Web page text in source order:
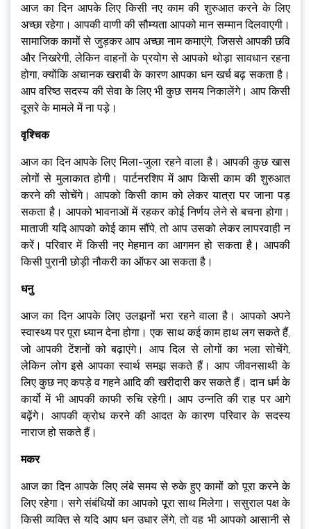
आज का दिन आपके लिए किसी नए काम की शुरुआत करने के लिए
अच्छा रहेगा। आपकी वाणी की सौम्यता आपको मान सम्मान दिलवाएगी।
सामाजिक कामों से जुड़कर आप अच्छा नाम कमाएंगे, जिससे आपकी छवि
और निखरेगी, लेकिन वाहनों के प्रयोग से आपको थोड़ा सावधान रहना
होगा, क्योंकि अचानक खराबी के कारण आपका धन खर्च बढ़ सकता है।
आप वरिष्ठ सदस्य की सेवा के लिए भी कुछ समय निकालेंगे। आप किसी
दूसरे के मामले में ना पड़े।
वृश्चिक
आज का दिन आपके लिए मिला-जुला रहने वाला है। आपकी कुछ खास
लोगों से मुलाकात होगी। पार्टनरशिप में आप किसी काम की शुरुआत
करने की सोचेंगे। आपको किसी काम को लेकर यात्रा पर जाना पड़
सकता है। आपको भावनाओं में रहकर कोई निर्णय लेने से बचना होगा।
माताजी यदि आपको कोई काम सौंपे, तो आप उसको लेकर लापरवाही न
करें। परिवार में किसी नए मेहमान का आगमन हो सकता है। आपकी
किसी पुरानी छोड़ी नौकरी का ऑफर आ सकता है।
धनु
आज का दिन आपके लिए उलझनों भरा रहने वाला है। आपको अपने
स्वास्थ्य पर पूरा ध्यान देना होगा। एक साथ कई काम हाथ लग सकते हैं,
जो आपकी टेंशनों को बढ़ाएंगे। आप दिल से लोगों का भला सोचेंगे,
लेकिन लोग इसे आपका स्वार्थ समझ सकते हैं। आप जीवनसाथी के
लिए कुछ नए कपड़े व गहने आदि की खरीदारी कर सकते हैं। दान धर्म के
कार्यो में भी आपकी काफी रुचि रहेगी। आप उन्नति की राह पर आगे
बढ़ेंगे। आपकी क्रोध करने की आदत के कारण परिवार के सदस्य
नाराज हो सकते हैं।
मकर
आज का दिन आपके लिए लंबे समय से रुके हुए कामों को पूरा करने के
लिए रहेगा। सगे संबंधियों का आपको पूरा साथ मिलेगा। ससुराल पक्ष के
किसी व्यक्ति से यदि आप धन उधार लेंगे, तो वह भी आपको आसानी से